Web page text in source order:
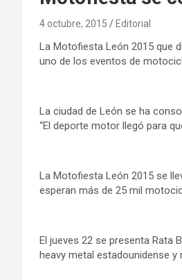
4 octubre, 2015 Editorial
La Motofiesta León 2015 que
uno de los eventos de
La ciudad de León se ha
“El deporte motor llegó para
La Motofiesta León 2015 se
esperan más de 25 mil
El jueves 22 se presenta Rata
heavy metal estadounidense